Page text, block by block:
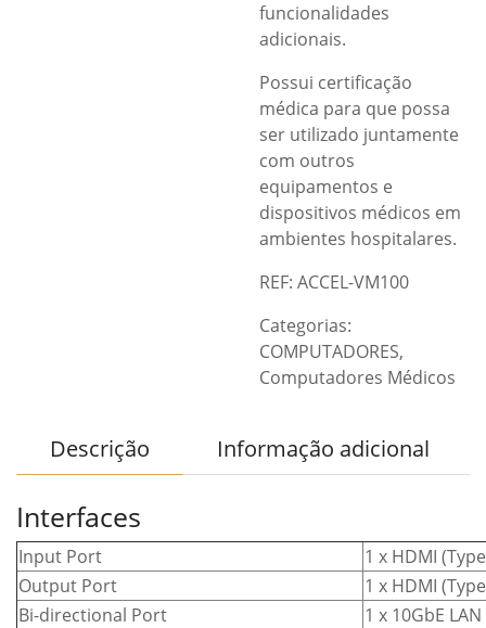
funcionalidades
adicionais.
Possui certificação
médica para que possa
ser utilizado juntamente
com outros
equipamentos e
dispositivos médicos em
ambientes hospitalares.
REF: ACCEL-VM100
Categorias:
COMPUTADORES,
Computadores Médicos
Descrição Informação adicional
Interfaces
Input Port
1 x HDMI
Output Port
1 x HDMI
Bi-directional Port
1 x 10GbE LAN